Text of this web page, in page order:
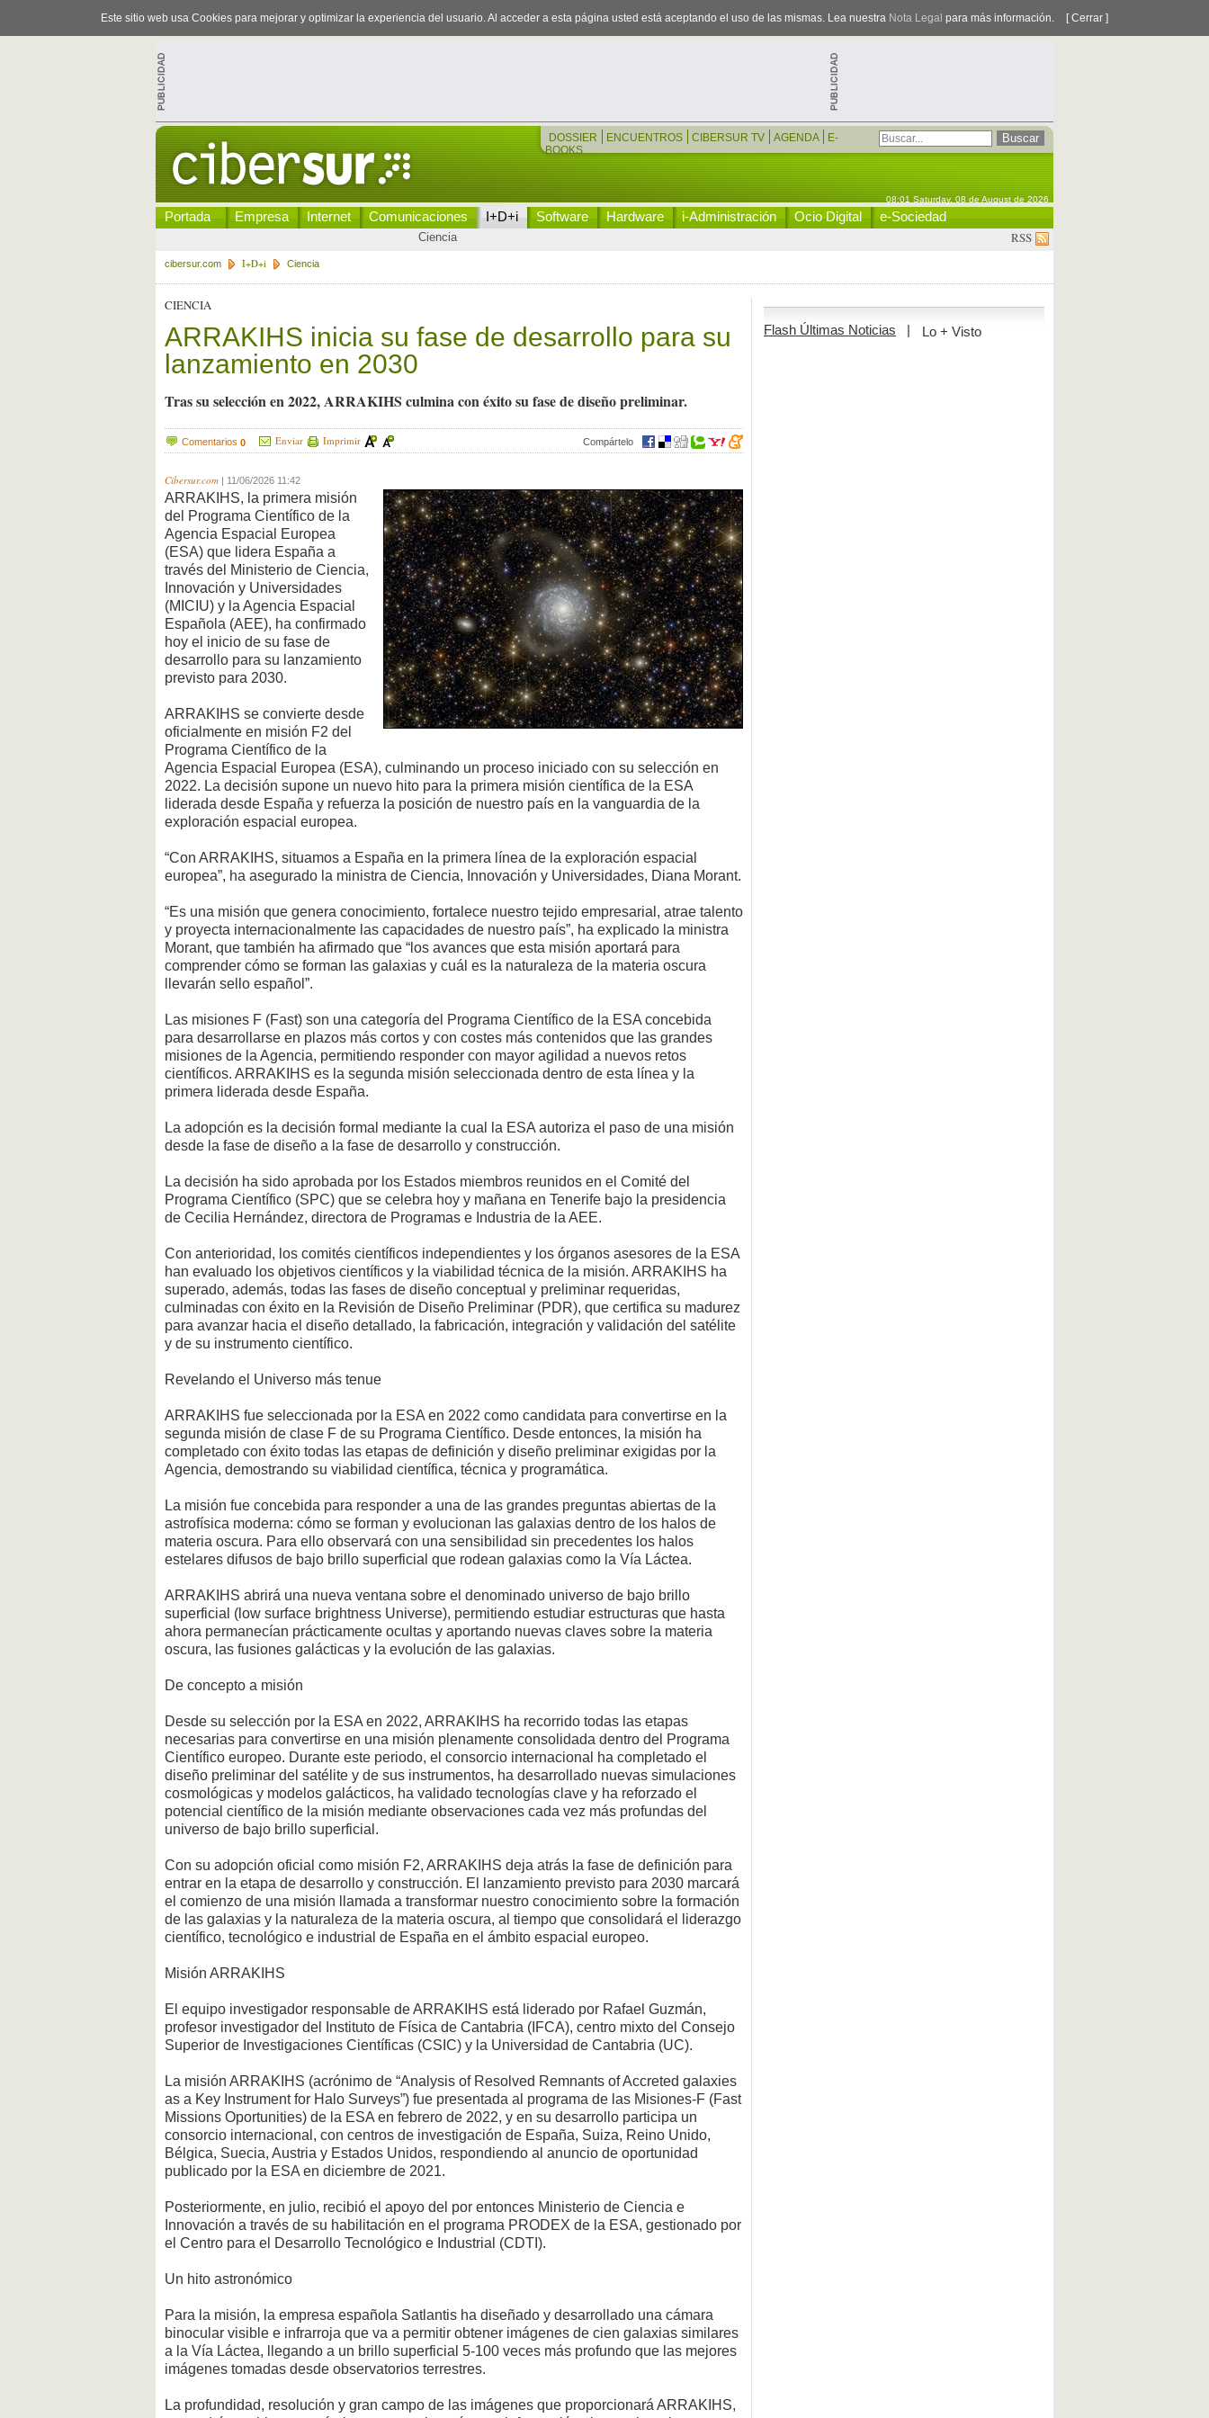
Este sitio web usa Cookies para mejorar y optimizar la experiencia del usuario. Al acceder a esta página usted está aceptando el uso de las mismas. Lea nuestra Nota Legal para más información. [ Cerrar ]
DOSSIER ENCUENTROS CIBERSUR TV AGENDA
E-
BOOKS
08:01 Saturday, 08 de August de 2026
Portada Empresa Internet Comunicaciones I+D+i Software Hardware i-Administración Ocio Digital e-Sociedad
Ciencia RSS
cibersur.com I+D+i Ciencia
CIENCIA
ARRAKIHS inicia su fase de desarrollo para su
lanzamiento en 2030
Tras su selección en 2022, ARRAKIHS culmina con éxito su fase de diseño preliminar.
Comentarios 0 Enviar Imprimir Compártelo
Cibersur.com 11/06/2026 11:42
ARRAKIHS, la primera misión
del Programa Científico de la
Agencia Espacial Europea
(ESA) que lidera España a
través del Ministerio de Ciencia,
Innovación y Universidades
(MICIU) y la Agencia Espacial
Española (AEE), ha confirmado
hoy el inicio de su fase de
desarrollo para su lanzamiento
previsto para 2030.
ARRAKIHS se convierte desde
oficialmente en misión F2 del
Programa Científico de la
Agencia Espacial Europea (ESA), culminando un proceso iniciado con su selección en
2022. La decisión supone un nuevo hito para la primera misión científica de la ESA
liderada desde España y refuerza la posición de nuestro país en la vanguardia de la
exploración espacial europea.
“Con ARRAKIHS, situamos a España en la primera línea de la exploración espacial
europea”, ha asegurado la ministra de Ciencia, Innovación y Universidades, Diana Morant.
“Es una misión que genera conocimiento, fortalece nuestro tejido empresarial, atrae talento
y proyecta internacionalmente las capacidades de nuestro país”, ha explicado la ministra
Morant, que también ha afirmado que “los avances que esta misión aportará para
comprender cómo se forman las galaxias y cuál es la naturaleza de la materia oscura
llevarán sello español”.
Las misiones F (Fast) son una categoría del Programa Científico de la ESA concebida
para desarrollarse en plazos más cortos y con costes más contenidos que las grandes
misiones de la Agencia, permitiendo responder con mayor agilidad a nuevos retos
científicos. ARRAKIHS es la segunda misión seleccionada dentro de esta línea y la
primera liderada desde España.
La adopción es la decisión formal mediante la cual la ESA autoriza el paso de una misión
desde la fase de diseño a la fase de desarrollo y construcción.
La decisión ha sido aprobada por los Estados miembros reunidos en el Comité del
Programa Científico (SPC) que se celebra hoy y mañana en Tenerife bajo la presidencia
de Cecilia Hernández, directora de Programas e Industria de la AEE.
Con anterioridad, los comités científicos independientes y los órganos asesores de la ESA
han evaluado los objetivos científicos y la viabilidad técnica de la misión. ARRAKIHS ha
superado, además, todas las fases de diseño conceptual y preliminar requeridas,
culminadas con éxito en la Revisión de Diseño Preliminar (PDR), que certifica su madurez
para avanzar hacia el diseño detallado, la fabricación, integración y validación del satélite
y de su instrumento científico.
Revelando el Universo más tenue
ARRAKIHS fue seleccionada por la ESA en 2022 como candidata para convertirse en la
segunda misión de clase F de su Programa Científico. Desde entonces, la misión ha
completado con éxito todas las etapas de definición y diseño preliminar exigidas por la
Agencia, demostrando su viabilidad científica, técnica y programática.
La misión fue concebida para responder a una de las grandes preguntas abiertas de la
astrofísica moderna: cómo se forman y evolucionan las galaxias dentro de los halos de
materia oscura. Para ello observará con una sensibilidad sin precedentes los halos
estelares difusos de bajo brillo superficial que rodean galaxias como la Vía Láctea.
ARRAKIHS abrirá una nueva ventana sobre el denominado universo de bajo brillo
superficial (low surface brightness Universe), permitiendo estudiar estructuras que hasta
ahora permanecían prácticamente ocultas y aportando nuevas claves sobre la materia
oscura, las fusiones galácticas y la evolución de las galaxias.
De concepto a misión
Desde su selección por la ESA en 2022, ARRAKIHS ha recorrido todas las etapas
necesarias para convertirse en una misión plenamente consolidada dentro del Programa
Científico europeo. Durante este periodo, el consorcio internacional ha completado el
diseño preliminar del satélite y de sus instrumentos, ha desarrollado nuevas simulaciones
cosmológicas y modelos galácticos, ha validado tecnologías clave y ha reforzado el
potencial científico de la misión mediante observaciones cada vez más profundas del
universo de bajo brillo superficial.
Con su adopción oficial como misión F2, ARRAKIHS deja atrás la fase de definición para
entrar en la etapa de desarrollo y construcción. El lanzamiento previsto para 2030 marcará
el comienzo de una misión llamada a transformar nuestro conocimiento sobre la formación
de las galaxias y la naturaleza de la materia oscura, al tiempo que consolidará el liderazgo
científico, tecnológico e industrial de España en el ámbito espacial europeo.
Misión ARRAKIHS
El equipo investigador responsable de ARRAKIHS está liderado por Rafael Guzmán,
profesor investigador del Instituto de Física de Cantabria (IFCA), centro mixto del Consejo
Superior de Investigaciones Científicas (CSIC) y la Universidad de Cantabria (UC).
La misión ARRAKIHS (acrónimo de “Analysis of Resolved Remnants of Accreted galaxies
as a Key Instrument for Halo Surveys”) fue presentada al programa de las Misiones-F (Fast
Missions Oportunities) de la ESA en febrero de 2022, y en su desarrollo participa un
consorcio internacional, con centros de investigación de España, Suiza, Reino Unido,
Bélgica, Suecia, Austria y Estados Unidos, respondiendo al anuncio de oportunidad
publicado por la ESA en diciembre de 2021.
Posteriormente, en julio, recibió el apoyo del por entonces Ministerio de Ciencia e
Innovación a través de su habilitación en el programa PRODEX de la ESA, gestionado por
el Centro para el Desarrollo Tecnológico e Industrial (CDTI).
Un hito astronómico
Para la misión, la empresa española Satlantis ha diseñado y desarrollado una cámara
binocular visible e infrarroja que va a permitir obtener imágenes de cien galaxias similares
a la Vía Láctea, llegando a un brillo superficial 5-100 veces más profundo que las mejores
imágenes tomadas desde observatorios terrestres.
La profundidad, resolución y gran campo de las imágenes que proporcionará ARRAKIHS,
Flash Últimas Noticias | Lo + Visto